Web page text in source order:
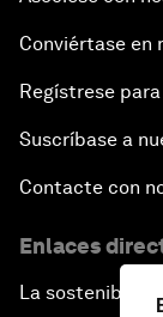
Conviértase en
Regístrese
Suscríbase a
Contacte con
Enlaces
La